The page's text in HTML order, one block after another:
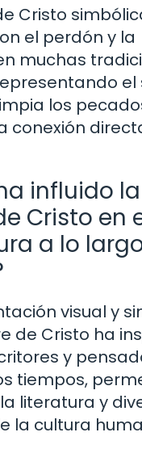
Cristo
el perdón y la
muchas
el
los
conexión
influido la
Cristo en
a lo
visual y
de Cristo ha
y
tiempos,
literatura y
la cultura